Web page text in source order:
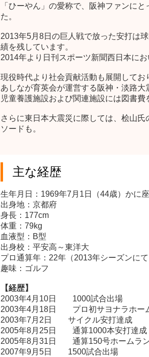
「ひーやん」の愛称で、阪神ファンに
た。
2013年5月8日の巨人戦で放った安打は
績を残しています。
2014年より日刊スポーツ新聞西日本に
現役時代より社会貢献活動も展開してお
あしなが育英会が運営する阪神・淡路
児童養護施設および関連施設には図書費
さらに東日本大震災に際しては、桧山
ソードも。
主な経歴
生年月日：1969年7月1日（44歳）かに座
出身地：京都府
身長：177cm
体重：79kg
血液型：B型
出身校：平安高～東洋大
プロ通算年：22年（2013年シーズンにて
趣味：ゴルフ
【経歴】
2003年4月10日 1000試合出場
2003年4月18日 プロ初サヨナラホー
2003年7月2日 サイクル安打達成
2005年8月25日 通算1000本安打達成
2005年8月31日 通算150号ホームラ
2007年9月5日 1500試合出場